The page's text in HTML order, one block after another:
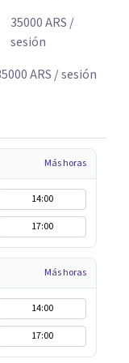
35000ARS /
sesión
ARS / sesión
Más horas
14:00
17:00
Más horas
14:00
17:00